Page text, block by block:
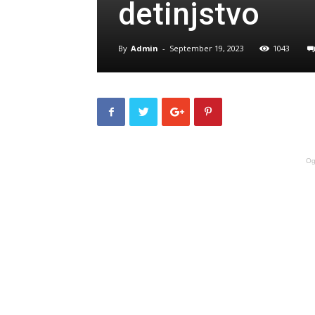
detinjstvo
By Admin - September 19, 2023 1043